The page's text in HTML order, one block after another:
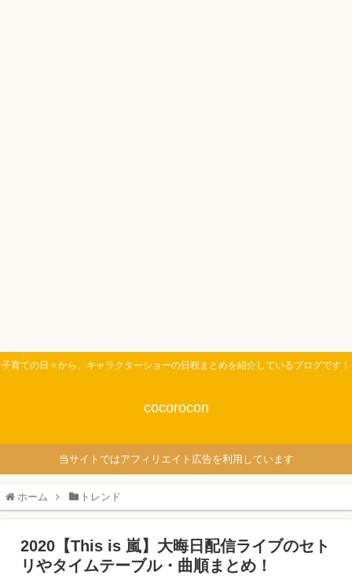
子育ての日々から、キャラクターショーの日程まとめを紹介しているブログです！
cocorocon
当サイトではアフィリエイト広告を利用しています
ホーム トレンド
2020【This is 嵐】大晦日配信ライブのセト
リやタイムテーブル・曲順まとめ！